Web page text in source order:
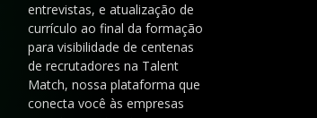
entrevistas, e atualização de
currículo ao final da formação
para visibilidade de centenas
de recrutadores na Talent
Match, nossa plataforma que
conecta você às empresas